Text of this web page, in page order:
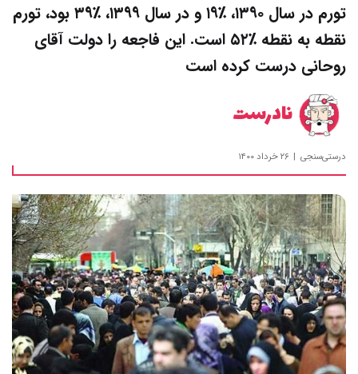
تورم در سال ۱۳۹۰، ٪۱۹ و در سال ۱۳۹۹، ٪۳۹ بود، تورم
نقطه به نقطه ٪۵۲ است. این فاجعه را دولت آقای
روحانی درست کرده است
نادرست
درستی‌سنجی ۲۶ خرداد ۱۴۰۰